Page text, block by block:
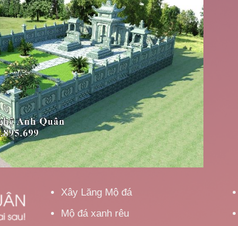
Xây Lăng Mộ đá
Mộ đá xanh rêu